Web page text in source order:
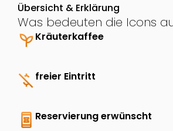
Übersicht & Erklärung
Was bedeuten die Icons
psychiatryKräuterkaffee
money_off freier Eintritt
book_online Reservierung erwünscht